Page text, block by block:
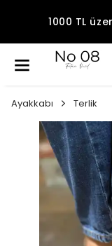
1000 TL
Ayakkabı Terlik